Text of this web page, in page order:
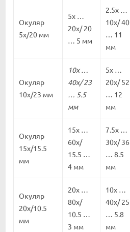
Окуляр
5x/20 мм
5x …
20x/ 20
… 5 мм
2.5x …
10x/ 40
… 11
мм
Окуляр
10x/23 мм
10x …
40x/ 23
… 5.5
мм
5x …
20x/ 52
… 12
мм
Окуляр
15x/15.5
мм
15x …
60x/
15.5 …
4 мм
7.5x …
30x/ 36
… 8.5
мм
Окуляр
20x/10.5
мм
20x …
80x/
10.5 …
3 мм
10x …
40x/ 25
… 5.8
мм